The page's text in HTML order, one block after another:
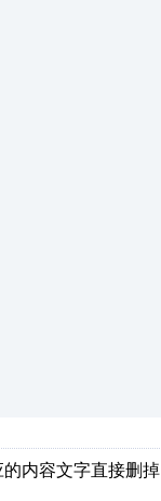
内容文字直接删掉